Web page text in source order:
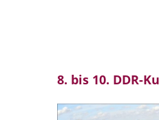
8. bis 10. DDR-